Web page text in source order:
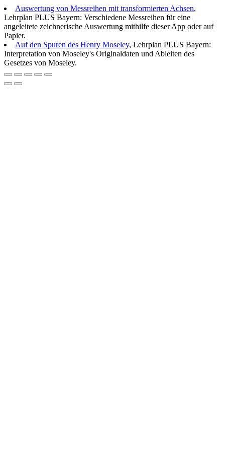
Auswertung von Messreihen mit transformierten Achsen,
Lehrplan PLUS Bayern: Verschiedene Messreihen für eine
angeleitete zeichnerische Auswertung mithilfe dieser App oder auf
Papier.
Auf den Spuren des Henry Moseley, Lehrplan PLUS Bayern:
Interpretation von Moseley's Originaldaten und Ableiten des
Gesetzes von Moseley.